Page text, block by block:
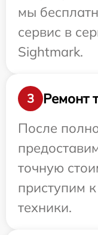
мы
сервис в
Sightmark.
3
Ремонт
После
точную
приступим
техники.